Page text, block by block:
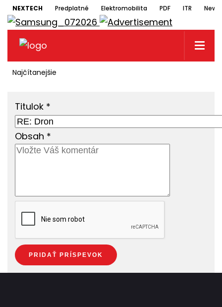
NEXTECH Predplatné Elektromobilita PDF ITR
Najčítanejšie
Titulok *
Obsah *